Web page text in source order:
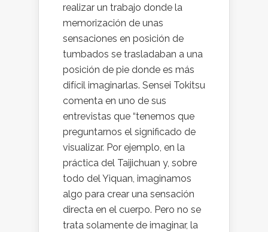
realizar un trabajo donde la
memorización de unas
sensaciones en posición de
tumbados se trasladaban a una
posición de pie donde es más
difícil imaginarlas. Sensei Tokitsu
comenta en uno de sus
entrevistas que “tenemos que
preguntarnos el significado de
visualizar. Por ejemplo, en la
práctica del Taijichuan y, sobre
todo del Yiquan, imaginamos
algo para crear una sensación
directa en el cuerpo. Pero no se
trata solamente de imaginar, la